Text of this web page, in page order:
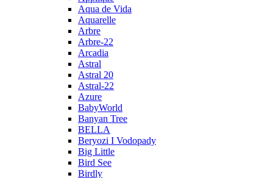
Aqua de Vida
Aquarelle
Arbre
Arbre-22
Arcadia
Astral
Astral 20
Astral-22
Azure
BabyWorld
Banyan Tree
BELLA
Beryozi I Vodopady
Big Little
Bird See
Birdly